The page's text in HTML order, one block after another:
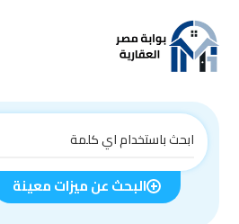
البحث عن ميزات معينة